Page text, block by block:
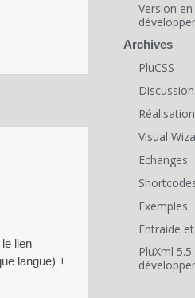
lien
langue) +
Version
Archives
PluCSS
Visual
Echanges
Exemples
Entraide et
PluXml